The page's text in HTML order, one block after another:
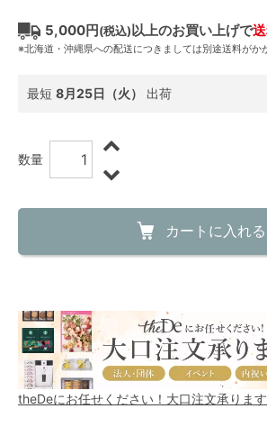
5,000円(税込)以上のお買い上げで
※北海道・沖縄県への配送につきましては別途送料がか
最短 8月25日（火） 出荷
数量
カートに入れる
theDeにお任せください！大口注文承りま